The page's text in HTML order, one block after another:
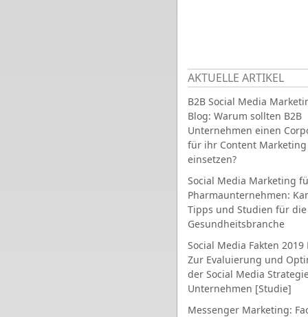
AKTUELLE ARTIKEL
B2B Social Media
Blog: Warum sollten B2B
Unternehmen einen
für ihr Content Marketing
einsetzen?
Social Media Marketing
Pharmaunternehmen:
Tipps und Studien für die
Gesundheitsbranche
Social Media Fakten 2019
Zur Evaluierung und
der Social Media
Unternehmen [Studie]
Messenger Marketing: